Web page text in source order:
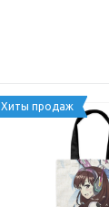
Хиты продаж